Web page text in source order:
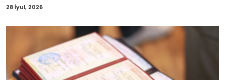
28 İyul, 2026